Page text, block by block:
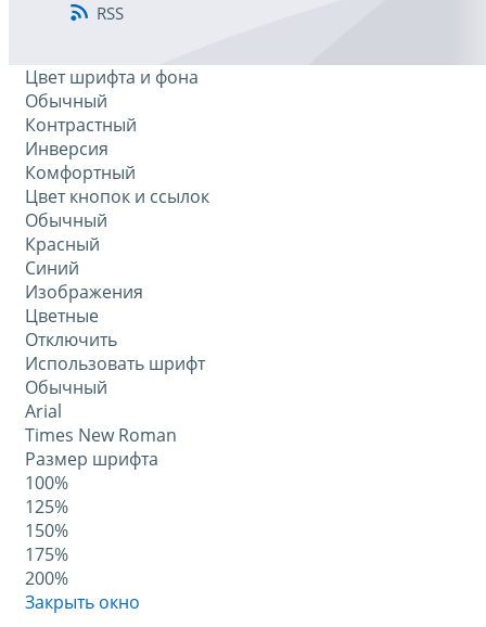
RSS
Цвет шрифта и фона
Обычный
Контрастный
Инверсия
Комфортный
Цвет кнопок и ссылок
Обычный
Красный
Синий
Изображения
Цветные
Отключить
Использовать шрифт
Обычный
Arial
Times New Roman
Размер шрифта
100%
125%
150%
175%
200%
Закрыть окно